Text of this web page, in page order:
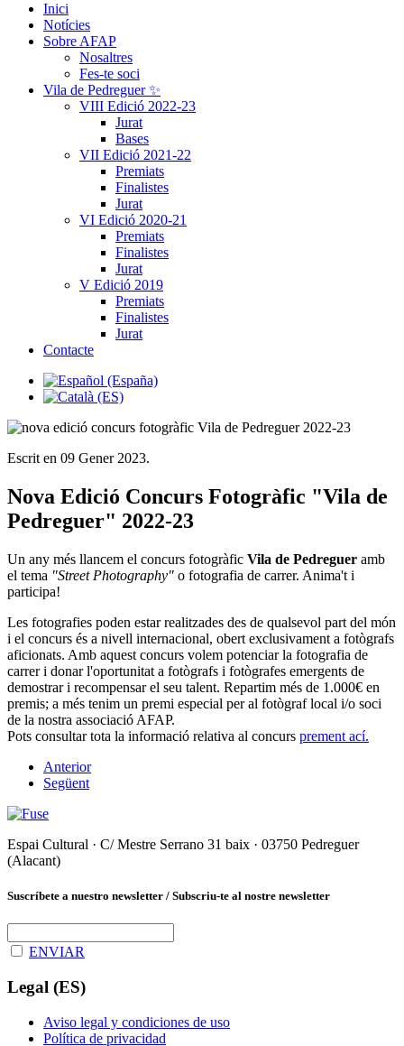
Inici
Notícies
Sobre AFAP
Nosaltres
Fes-te soci
Vila de Pedreguer ✨
VIII Edició 2022-23
Jurat
Bases
VII Edició 2021-22
Premiats
Finalistes
Jurat
VI Edició 2020-21
Premiats
Finalistes
Jurat
V Edició 2019
Premiats
Finalistes
Jurat
Contacte
Escrit en 09 Gener 2023.
Nova Edició Concurs Fotogràfic "Vila de
Pedreguer" 2022-23
Un any més llancem el concurs fotogràfic Vila de Pedreguer amb
el tema "Street Photography" o fotografia de carrer. Anima't i
participa!
Les fotografies poden estar realitzades des de qualsevol part del món
i el concurs és a nivell internacional, obert exclusivament a fotògrafs
aficionats. Amb aquest concurs volem potenciar la fotografia de
carrer i donar l'oportunitat a fotògrafs i fotògrafes emergents de
demostrar i recompensar el seu talent. Repartim més de 1.000€ en
premis; a més tenim un premi especial per al fotògraf local i/o soci
de la nostra associació AFAP.
Pots consultar tota la informació relativa al concurs prement ací.
Anterior
Següent
Espai Cultural · C/ Mestre Serrano 31 baix · 03750 Pedreguer
(Alacant)
Suscríbete a nuestro newsletter / Subscriu-te al nostre newsletter
ENVIAR
Legal (ES)
Aviso legal y condiciones de uso
Política de privacidad